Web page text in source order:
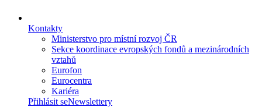
Kontakty
Ministerstvo pro místní rozvoj ČR
Sekce koordinace evropských fondů a mezinárodních
vztahů
Eurofon
Eurocentra
Kariéra
Přihlásit seNewslettery